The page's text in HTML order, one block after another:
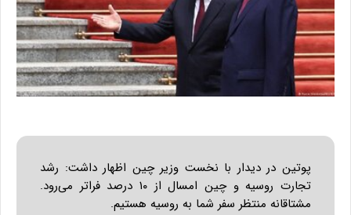
پوتین در دیدار با نخست وزیر چین اظهار داشت:‌ رشد
تجارت روسیه و چین امسال از ۱۰ درصد فراتر می‌رود.
مشتاقانه منتظر سفر شما به روسیه هستیم.